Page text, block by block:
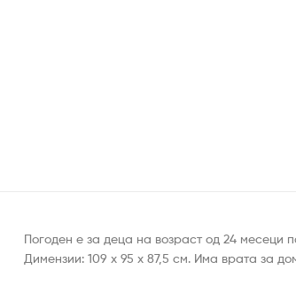
Погоден е за деца на возраст од 24 месеци
Димензии: 109 х 95 х 87,5 см. Има врата за